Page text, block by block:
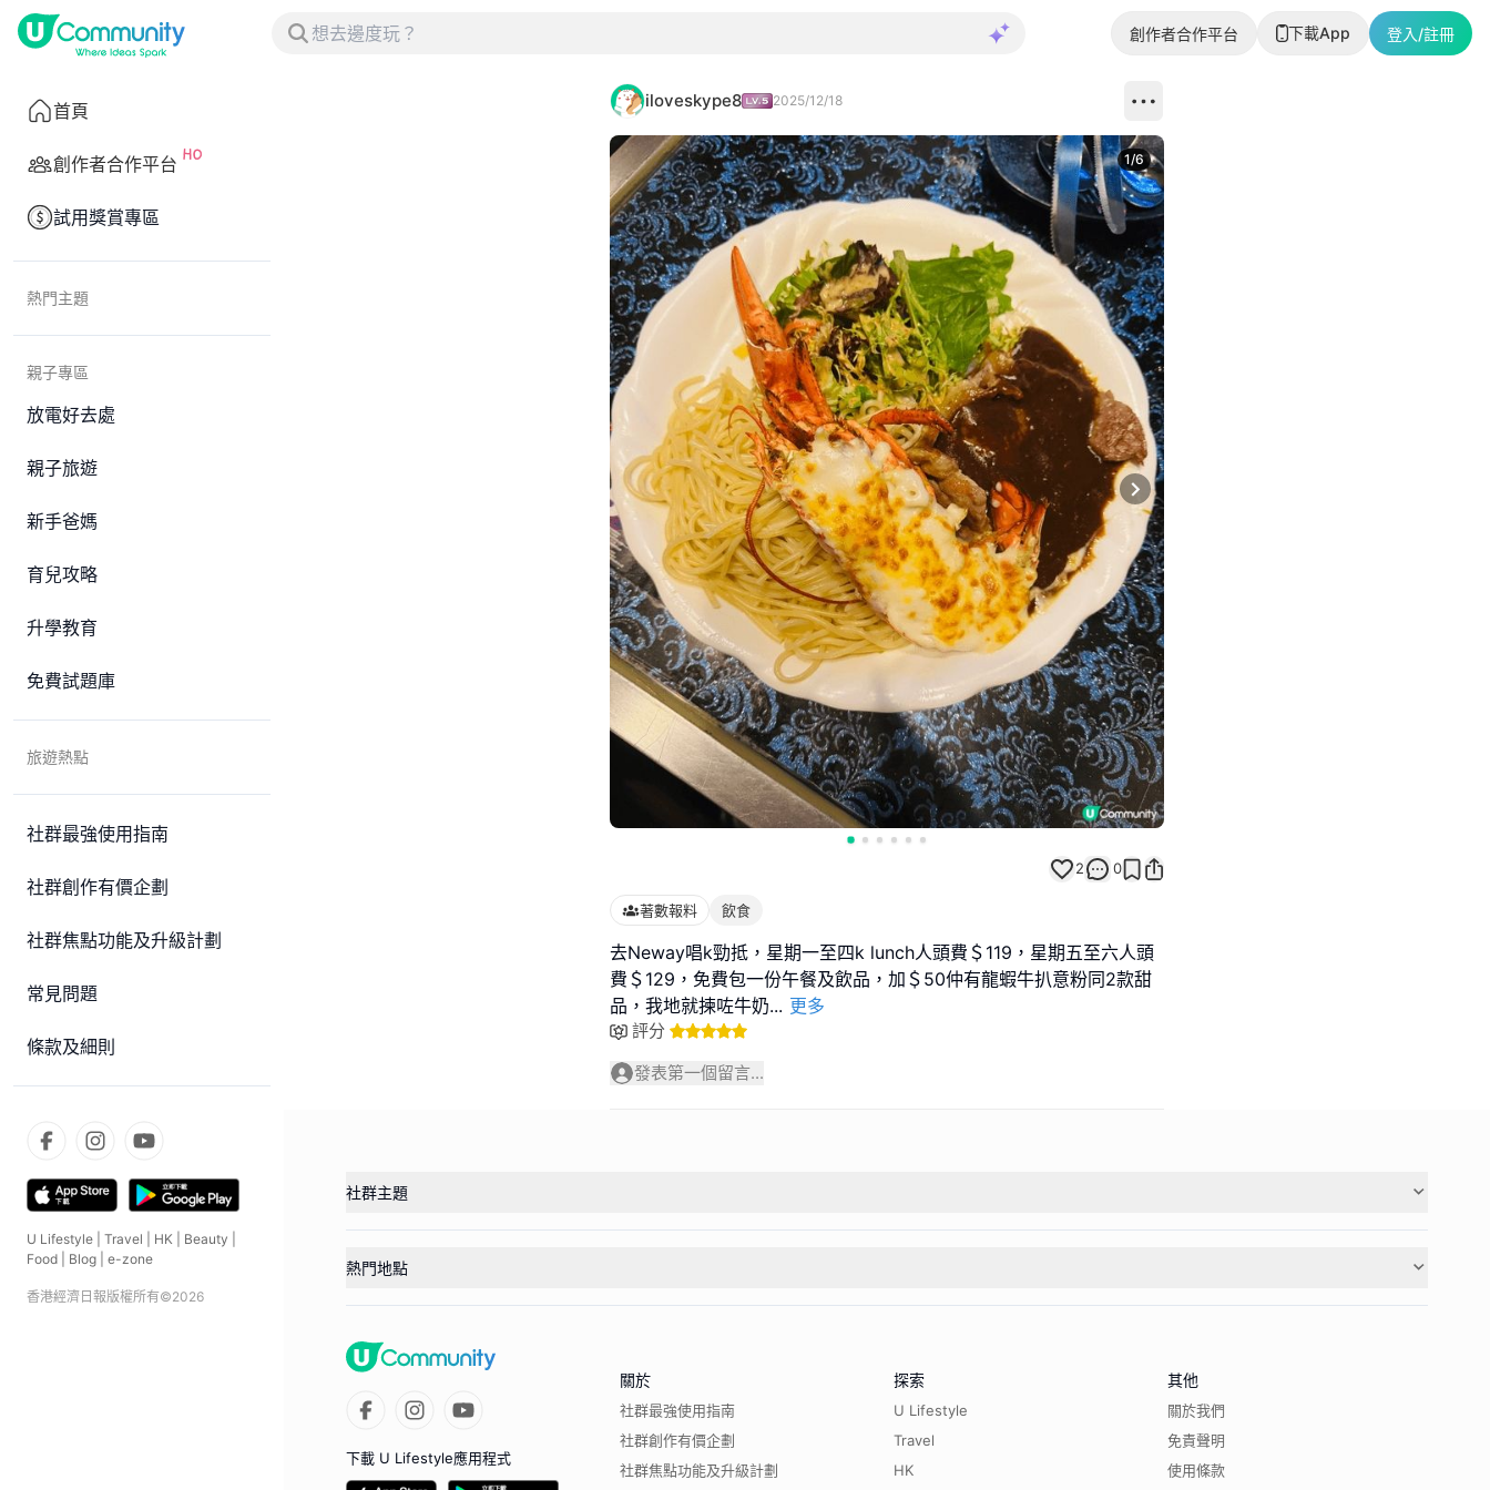
創作者合作平台 下載App 登入/註冊
首頁
創作者合作平台
試用獎賞專區
熱門主題
親子專區
放電好去處
親子旅遊
新手爸媽
育兒攻略
升學教育
免費試題庫
旅遊熱點
社群最強使用指南
社群創作有價企劃
社群焦點功能及升級計劃
常見問題
條款及細則
U Lifestyle Travel HK Beauty
Food
Blog e-zone
香港經濟日報版權所有©2026
iloveskype8 2025/12/18
Next slide
1/6
2 0
著數報料 飲食
去Neway唱k勁抵，星期一至四k lunch人頭費＄119，星期五至六人頭
費＄129，免費包一份午餐及飲品，加＄50仲有龍蝦牛扒意粉同2款甜
品，我地就揀咗牛奶... 更多
評分
發表第一個留言...
社群主題
熱門地點
下載 U Lifestyle應用程式
關於
社群最強使用指南
社群創作有價企劃
社群焦點功能及升級計劃
探索
U Lifestyle
Travel
HK
其他
關於我們
免責聲明
使用條款